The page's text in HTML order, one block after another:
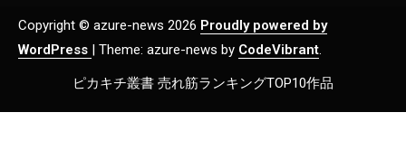
Copyright © azure-news 2026 Proudly powered by
WordPress | Theme: azure-news by CodeVibrant.
ピカキチ叢書 売れ筋ランキングTOP10作品